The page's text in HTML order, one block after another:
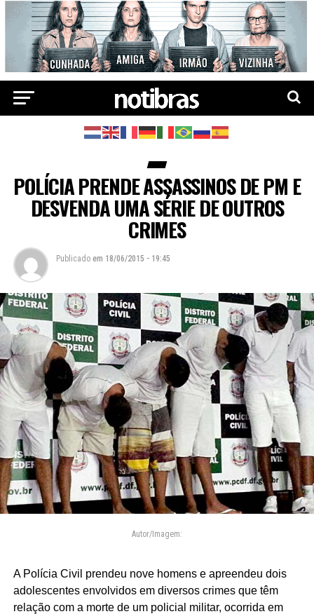
POLÍCIA PRENDE ASSASSINOS DE PM E
DESVENDA UMA SÉRIE DE OUTROS
CRIMES
Publicado em 18/06/2015 - 19:45
Autor/Imagem:
A Polícia Civil prendeu nove homens e apreendeu dois
adolescentes envolvidos em diversos crimes que têm
relação com a morte de um policial militar, ocorrida em